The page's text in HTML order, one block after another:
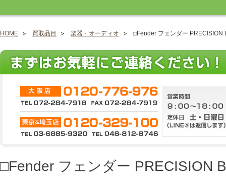
HOME 買取品目 楽器・オーディオ □Fender フェンダー PRECISION
□Fender フェンダー PRECISION